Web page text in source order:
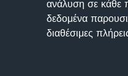
ανάλυση σε κάθε
δεδομένα
διαθέσιμες